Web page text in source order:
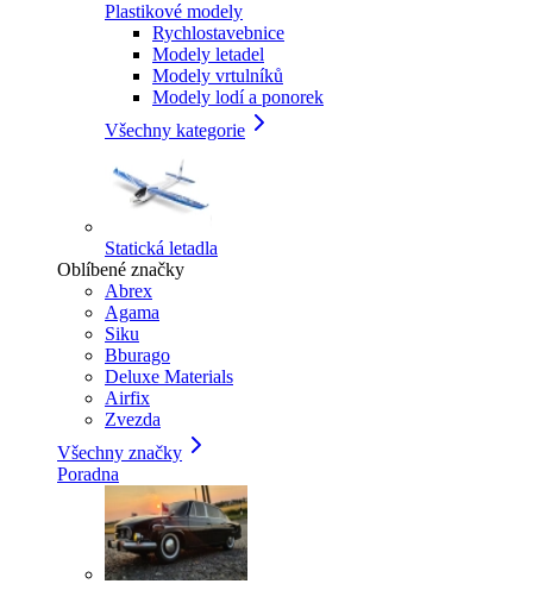
Plastikové modely
Rychlostavebnice
Modely letadel
Modely vrtulníků
Modely lodí a ponorek
Všechny kategorie
Statická letadla
Oblíbené značky
Abrex
Agama
Siku
Bburago
Deluxe Materials
Airfix
Zvezda
Všechny značky
Poradna